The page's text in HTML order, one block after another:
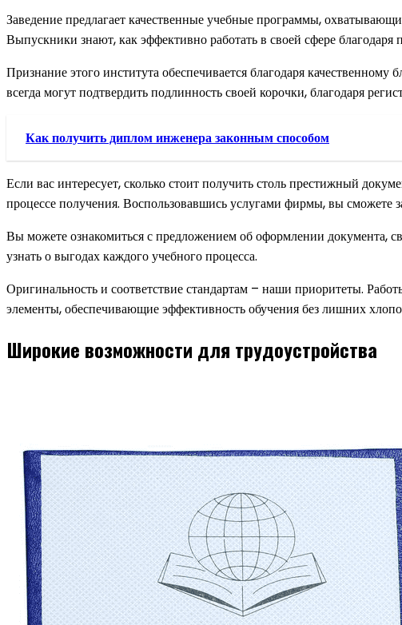
Заведение предлагает качественные учебные программы,
Выпускники знают, как эффективно работать в своей сфере
Признание этого института обеспечивается благодаря
всегда могут подтвердить подлинность своей корочки, благодаря
Как получить диплом инженера законным способом
Если вас интересует, сколько стоит получить столь престижный
процессе получения. Воспользовавшись услугами фирмы, вы сможете
Вы можете ознакомиться с предложением об оформлении документа,
узнать о выгодах каждого учебного процесса.
Оригинальность и соответствие стандартам – наши приоритеты.
элементы, обеспечивающие эффективность обучения без лишних
Широкие возможности для трудоустройства